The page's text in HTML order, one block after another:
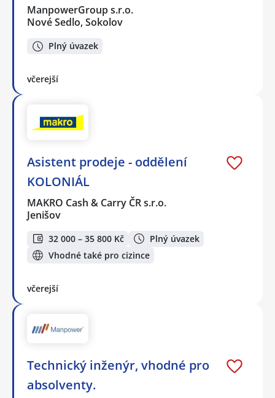
ManpowerGroup s.r.o.
Nové Sedlo, Sokolov
Plný úvazek
včerejší
Asistent prodeje - oddělení
KOLONIÁL
MAKRO Cash & Carry ČR s.r.o.
Jenišov
32 000 – 35 800 Kč
Plný úvazek
Vhodné také pro cizince
včerejší
Technický inženýr, vhodné pro
absolventy.